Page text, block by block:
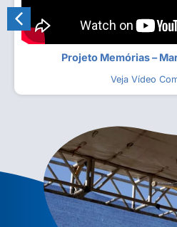
Projeto Memórias –
Veja Vídeo